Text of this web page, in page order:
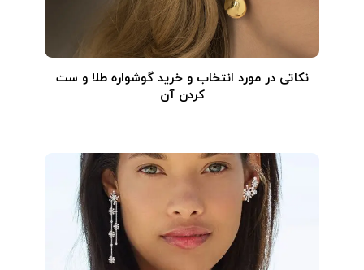
نکاتی در مورد انتخاب و خرید گوشواره طلا و ست
کردن آن